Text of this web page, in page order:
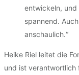
entwickeln,
spannend.
anschaulich.“
Heike Riel leitet die
und ist verantwortlich